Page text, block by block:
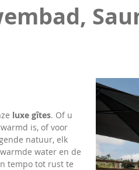
luxe gîtes. Of u
is, of voor
natuur, elk
water en de
tempo tot rust te